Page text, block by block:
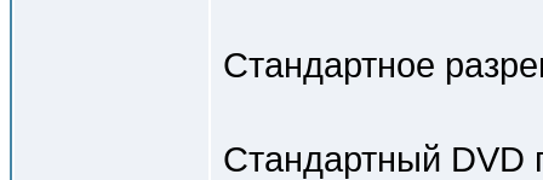
Стандартное
Стандартный DVD